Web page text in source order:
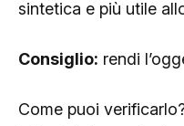
sintetica e più utile
Consiglio: rendi
Come puoi